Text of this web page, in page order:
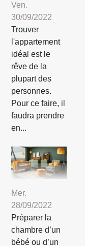
Ven.
30/09/2022
Trouver
l'appartement
idéal est le
rêve de la
plupart des
personnes.
Pour ce faire, il
faudra prendre
en...
Mer.
28/09/2022
Préparer la
chambre d’un
bébé ou d’un